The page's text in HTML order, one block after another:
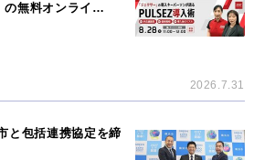
の無料オンライ…
2026.7.31
と包括連携協定を締